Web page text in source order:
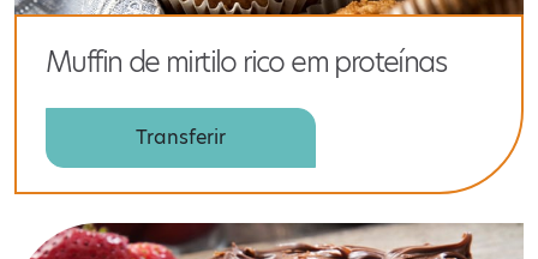
Muffin de mirtilo rico em proteínas
Transferir